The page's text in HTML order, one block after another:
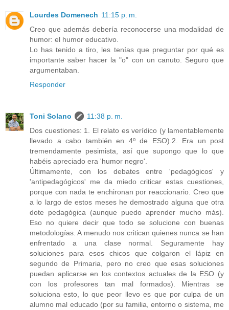
Lourdes Domenech 11:15 p. m.
Creo que además debería reconocerse una modalidad de
humor: el humor educativo.
Lo has tenido a tiro, les tenías que preguntar por qué es
importante saber hacer la "o" con un canuto. Seguro que
argumentaban.
Responder
Toni Solano
11:38 p. m.
Dos cuestiones: 1. El relato es verídico (y lamentablemente
llevado a cabo también en 4º de ESO).2. Era un post
tremendamente pesimista, así que supongo que lo que
habéis apreciado era 'humor negro'.
Últimamente, con los debates entre 'pedagógicos' y
'antipedagógicos' me da miedo criticar estas cuestiones,
porque con nada te enchironan por reaccionario. Creo que
a lo largo de estos meses he demostrado alguna que otra
dote pedagógica (aunque puedo aprender mucho más).
Eso no quiere decir que todo se solucione con buenas
metodologías. A menudo nos critican quienes nunca se han
enfrentado a una clase normal. Seguramente hay
soluciones para esos chicos que colgaron el lápiz en
segundo de Primaria, pero no creo que esas soluciones
puedan aplicarse en los contextos actuales de la ESO (y
con los profesores tan mal formados). Mientras se
soluciona esto, lo que peor llevo es que por culpa de un
alumno mal educado (por su familia, entorno o sistema, me